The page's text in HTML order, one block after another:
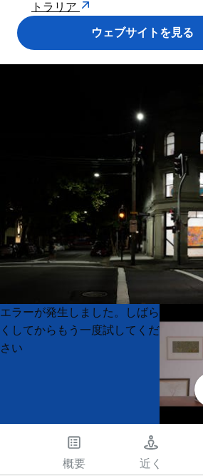
トラリア
ウェブサイトを見る
Product
List
Product
List
エラーが発生しました。しばら
くしてからもう一度試してくだ
さい
概要 近く